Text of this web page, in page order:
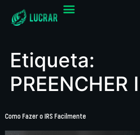
Etiqueta:
PREENCHER
Como Fazer o IRS Facilmente